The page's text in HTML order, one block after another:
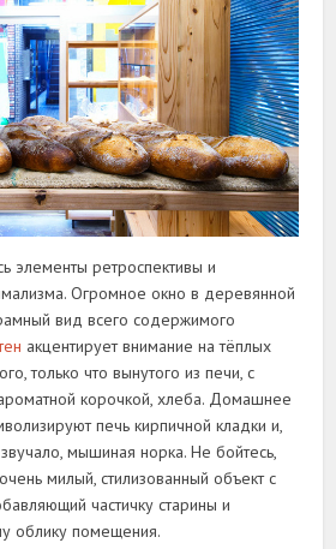
элементы ретроспективы и
Огромное окно в деревянной
вид всего содержимого
акцентирует внимание на тёплых
только что вынутого из печи, с
корочкой, хлеба. Домашнее
печь кирпичной кладки и,
мышиная норка. Не бойтесь,
милый, стилизованный объект с
частичку старины и
облику помещения.